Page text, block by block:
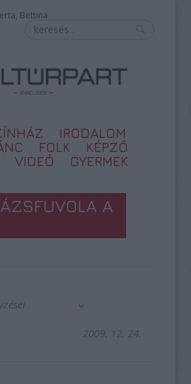
Bettina
IRODALOM
FOLK
KÉPZŐ
VIDEÓ GYERMEK
A
2009. 12. 24.